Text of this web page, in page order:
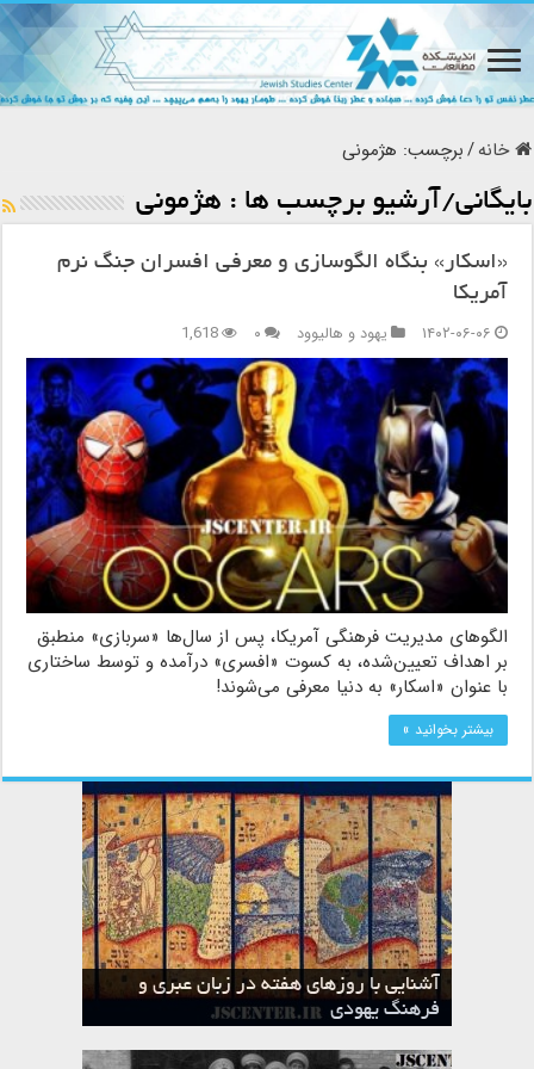
خانه/برچسب: هژمونی
بایگانی/آرشیو برچسب ها : هژمونی
«اسکار» بنگاه الگوسازی و معرفی افسران جنگ نرم
آمریکا
۱۴۰۲-۰۶-۰۶
یهود و هالیوود ۰ 1,618
الگوهای مدیریت فرهنگی آمریکا، پس از سال‌ها «سربازی» منطبق
بر اهداف تعیین‌شده، به کسوت «افسری» درآمده و توسط ساختاری
با عنوان «اسکار» به دنیا معرفی ‌می‌شوند!
بیشتر بخوانید »
آشنایی با روزهای هفته در زبان عبری و
فرهنگ یهودی
ماه نیسان در تقویم عبری و میراث یهود
تقویم عبری
ماه شواط در تقویم عبری و میراث یهود
ماه طوت در تقویم عبری و میراث یهود
ماه حشوان در تقویم عبری و میراث یهود
ماه تیشری در تقویم عبری و میراث یهود
ماه الول در تقویم عبری و میراث یهود